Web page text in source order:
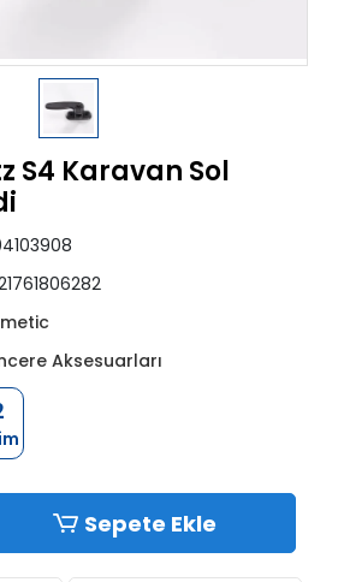
S4 Karavan Sol
Aksesuarları
Sepete Ekle